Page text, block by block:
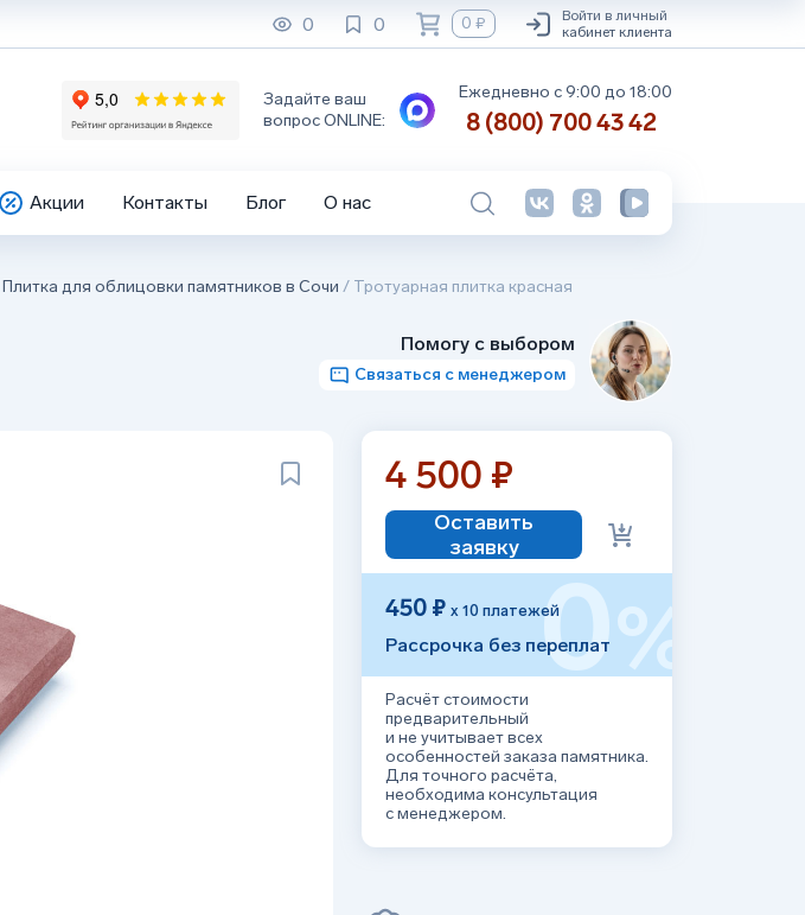
0 0 0 ₽
Войти в личный
кабинет клиента
Задайте ваш
вопрос ONLINE:
Ежедневно с 9:00 до 18:00
8 (800) 700 43 42
Акции Контакты Блог О нас
Плитка для облицовки памятников в Сочи / Тротуарная плитка красная
Помогу с выбором
Связаться с менеджером
4 500 ₽
Оставить
заявку
450 ₽ х 10 платежей
Рассрочка без переплат
0%
Расчёт стоимости
предварительный
и не учитывает всех
особенностей заказа памятника.
Для точного расчёта,
необходима консультация
с менеджером.